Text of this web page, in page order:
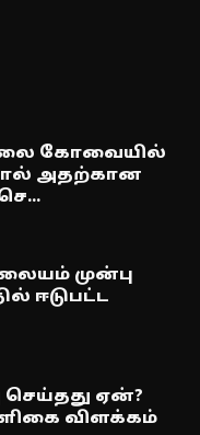
கோவையில்
அதற்கான
முன்பு
ஈடுபட்ட
செய்தது ஏன்?
விளக்கம்